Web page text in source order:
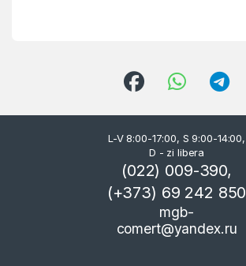
L-V 8:00-17:00, S 9:00-14:00,
D - zi libera
(022) 009-390,
(+373) 69 242 850
mgb-
comert@yandex.ru